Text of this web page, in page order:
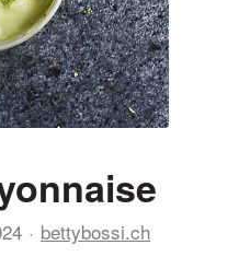
bettybossi.ch